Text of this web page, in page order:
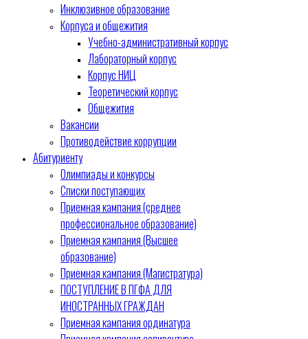
Инклюзивное образование
Корпуса и общежития
Учебно-административный корпус
Лабораторный корпус
Корпус НИЦ
Теоретический корпус
Общежития
Вакансии
Противодействие коррупции
Абитуриенту
Олимпиады и конкурсы
Списки поступающих
Приемная кампания (среднее
профессиональное образование)
Приемная кампания (Высшее
образование)
Приемная кампания (Магистратура)
ПОСТУПЛЕНИЕ В ПГФА ДЛЯ
ИНОСТРАННЫХ ГРАЖДАН
Приемная кампания ординатура